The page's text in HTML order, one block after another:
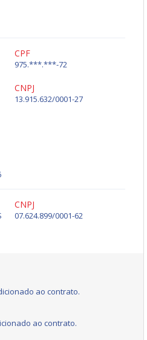
CPF
975.***.***-72
CNPJ
13.915.632/0001-27
CNPJ
07.624.899/0001-62
ao contrato.
ao contrato.